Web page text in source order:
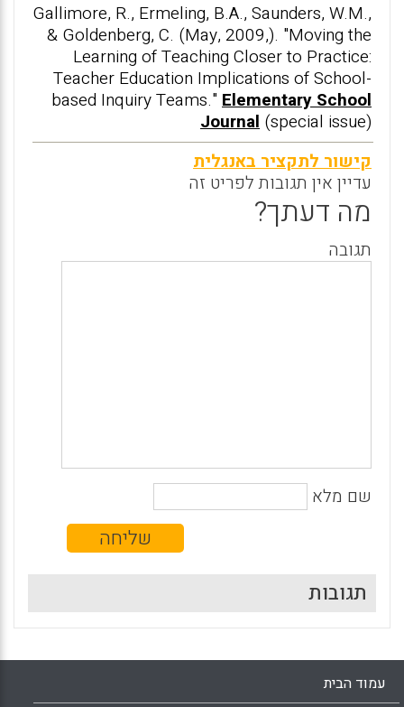
Gallimore, R., Ermeling, B.A., Saunders, W.M.,
& Goldenberg, C. (May, 2009,). "Moving the
Learning of Teaching Closer to Practice:
Teacher Education Implications of School-
based Inquiry Teams." Elementary School
Journal (special issue)
קישור לתקציר באנגלית
עדיין אין תגובות לפריט זה
מה דעתך?
תגובה
שם מלא
תגובות
עמוד הבית